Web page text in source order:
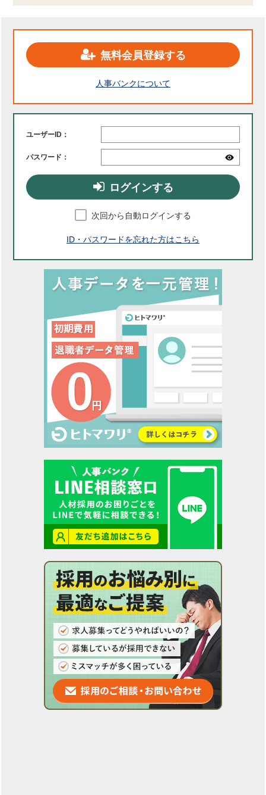
無料会員登録する
人事バンクについて
ユーザーID：
パスワード：
ログインする
次回から自動ログインする
ID・パスワードを忘れた方はこちら